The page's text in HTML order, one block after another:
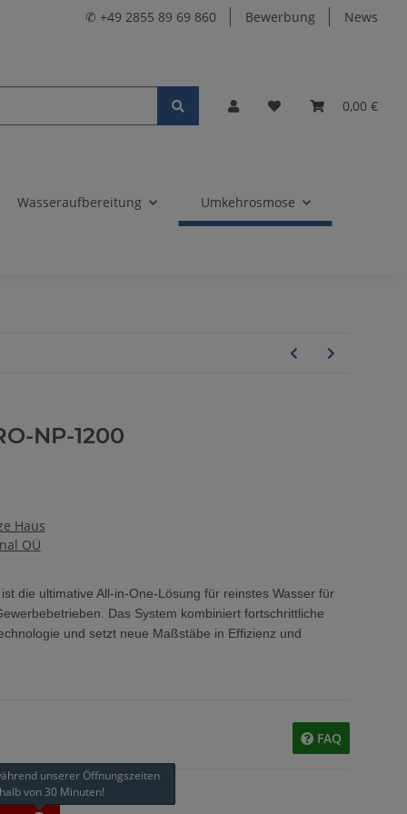
✆ +49 2855 89 69 860 Bewerbung News
0,00 €
Wasseraufbereitung Umkehrosmose
NP-1200
Haus
OÜ
die ultimative All-in-One-Lösung für reinstes Wasser für
Das System kombiniert fortschrittliche
und setzt neue Maßstäbe in Effizienz und
FAQ
unserer Öffnungszeiten
von 30 Minuten!